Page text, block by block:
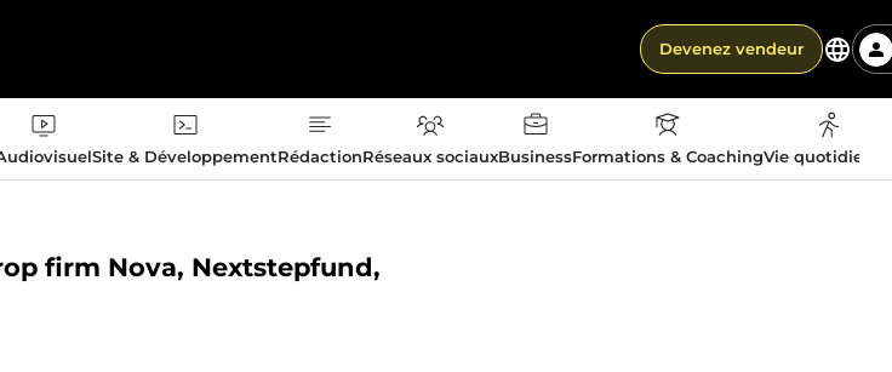
Devenez vendeur
Site & DéveloppementRédactionRéseaux sociauxBusinessFormations & CoachingVie
firm Nova, Nextstepfund,